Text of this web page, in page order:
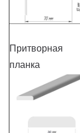
Притворная
планка